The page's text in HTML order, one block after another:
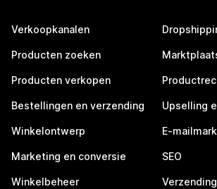
Verkoopkanalen
Producten zoeken
Producten verkopen
Bestellingen en verzending
Winkelontwerp
Marketing en conversie
Winkelbeheer
Upselling
E-
SEO
Verzending